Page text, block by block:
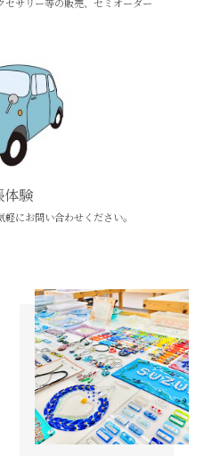
体験
にお問い合わせください。